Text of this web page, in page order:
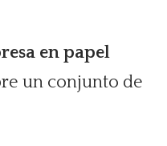
en papel
un conjunto de